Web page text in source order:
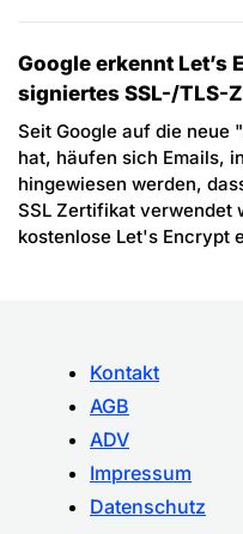
Google erkennt Let’s
signiertes SSL-/TLS-
Seit Google auf die neue
hat, häufen sich Emails,
hingewiesen werden,
SSL Zertifikat verwendet
kostenlose Let's Encrypt
Kontakt
AGB
ADV
Impressum
Datenschutz